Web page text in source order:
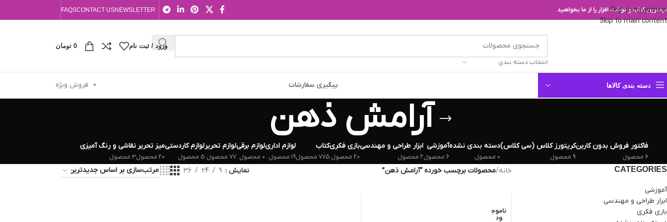
Skip to navigation
Skip to main content
کتاب و نوشت افزار را از ما بخواهید NEWSLETTER
CONTACT US
FAQS
انتخاب دسته بندی
ورود / ثبت نام 0 تومان
دسته بندی کالاها پیگیری سفارشات فروش ویژه
آرامش ذهن
فاکتور فروش بدون کاربن
6 محصول
کریتورز کلاس (سی کلاس)
9 محصول
دسته بندی نشده
0 محصول
آموزشی
6 محصول
ابزار طراحی و مهندسی
2 محصول
بازی فکری
20 محصول
کتاب
775 محصول
لوازم اداری
19 محصول
لوازم برقی
0 محصول
لوازم تحریر
77 محصول
لوازم کاردستی
5 محصول
میز تحریر
20 محصول
نقاشی و رنگ آمیزی
3 محصول
CATEGORIES
آموزشی
ابزار طراحی و مهندسی
بازی فکری
خانه/محصولات برچسب خورده “آرامش ذهن” نمایش 9
24
36
ناموج
ود